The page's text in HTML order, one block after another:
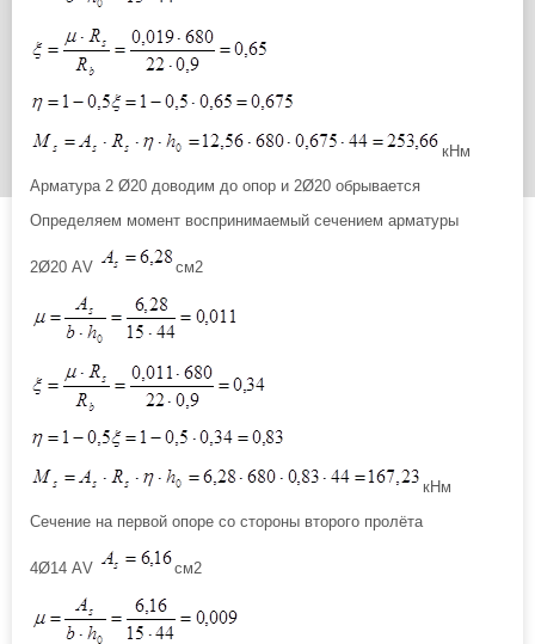
кНм
Арматура 2 Ø20 доводим до опор и 2Ø20 обрывается
Определяем момент воспринимаемый сечением арматуры
2Ø20 АV см2
кНм
Сечение на первой опоре со стороны второго пролёта
4Ø14 АV см2